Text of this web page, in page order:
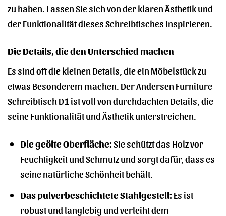
zu haben. Lassen Sie sich von der klaren Ästhetik und
der Funktionalität dieses Schreibtisches inspirieren.
Die Details, die den Unterschied machen
Es sind oft die kleinen Details, die ein Möbelstück zu
etwas Besonderem machen. Der Andersen Furniture
Schreibtisch D1 ist voll von durchdachten Details, die
seine Funktionalität und Ästhetik unterstreichen.
Die geölte Oberfläche:Sie schützt das Holz vor
Feuchtigkeit und Schmutz und sorgt dafür, dass es
seine natürliche Schönheit behält.
Das pulverbeschichtete Stahlgestell:Es ist
robust und langlebig und verleiht dem